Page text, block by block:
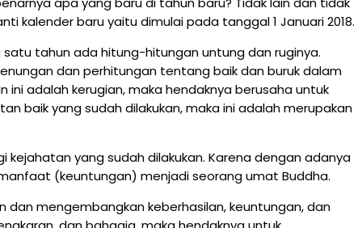
kalender baru yaitu dimulai pada tanggal 1 Januari 2018.
tahun ada hitung-hitungan untung dan ruginya.
dan perhitungan tentang baik dan buruk dalam
ini adalah kerugian, maka hendaknya berusaha untuk
baik yang sudah dilakukan, maka ini adalah merupakan
yang sudah dilakukan. Karena dengan adanya
(keuntungan) menjadi seorang umat Buddha.
mengembangkan keberhasilan, keuntungan, dan